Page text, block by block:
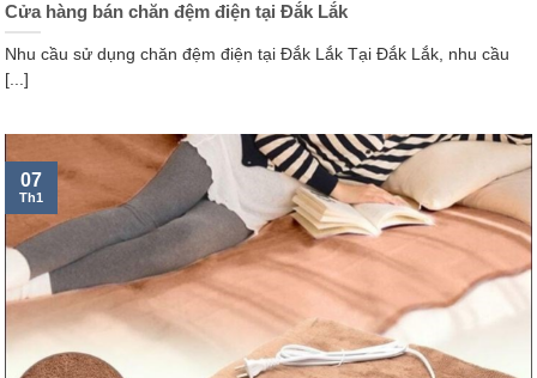
Cửa hàng bán chăn đệm điện tại Đắk Lắk
Nhu cầu sử dụng chăn đệm điện tại Đắk Lắk Tại Đắk Lắk, nhu cầu
[...]
07
Th1